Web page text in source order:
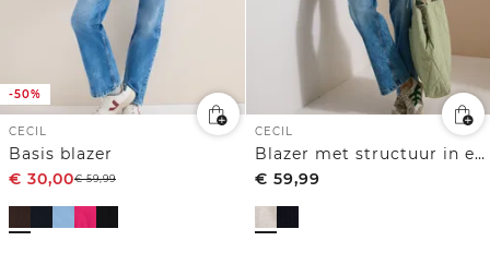
-50%
CECIL
Basis blazer
€ 30,00€59,99
CECIL
Blazer met structuur in effen kleur
€ 59,99